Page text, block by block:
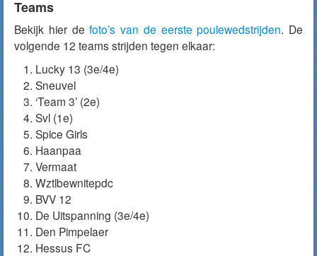
Teams
Bekijk hier defoto’s van de eerste poulewedstrijden. De
volgende 12 teams strijden tegen elkaar:
Lucky 13 (3e/4e)
Sneuvel
‘Team 3’ (2e)
Svl (1e)
Spice Girls
Haanpaa
Vermaat
Wztlbewnitepdc
BVV 12
De Uitspanning (3e/4e)
Den Pimpelaer
Hessus FC